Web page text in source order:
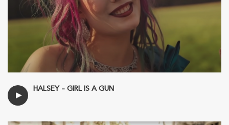
HALSEY – GIRL IS A GUN